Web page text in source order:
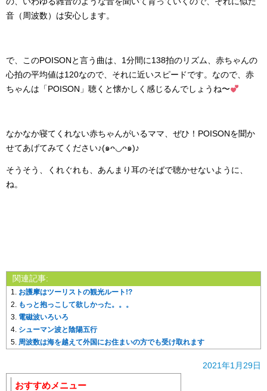
音（周波数）は安心します。
で、このPOISONと言う曲は、1分間に138拍のリズム、赤ちゃんの
心拍の平均値は120なので、それに近いスピードです。なので、赤
ちゃんは「POISON」聴くと懐かしく感じるんでしょうね〜
なかなか寝てくれない赤ちゃんがいるママ、ぜひ！POISONを聞か
せてあげてみてください♪(๑ᴖ◡ᴖ๑)♪
そうそう、くれぐれも、あんまり耳のそばで聴かせないように、
ね。
関連記事:
お護摩はツーリストの観光ルート!?
もっと抱っこして欲しかった。。。
電磁波いろいろ
シューマン波と陰陽五行
周波数は海を越えて外国にお住まいの方でも受け取れます
2021年1月29日
おすすめメニュー